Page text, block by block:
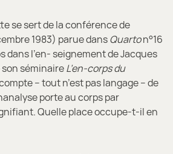
se sert de la conférence de
1983) parue dansQuarton°16
dans l’en- seignement de Jacques
son séminaireL’en-corps du
– tout n’est pas langage – de
porte au corps par
Quelle place occupe-t-il en